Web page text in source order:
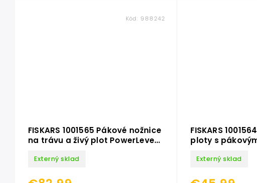
FISKARS 1001565 Pákové nožnice
na trávu a živý plot PowerLever
Externý sklad
Kód: 988242
FISKARS
ploty s
Externý sklad